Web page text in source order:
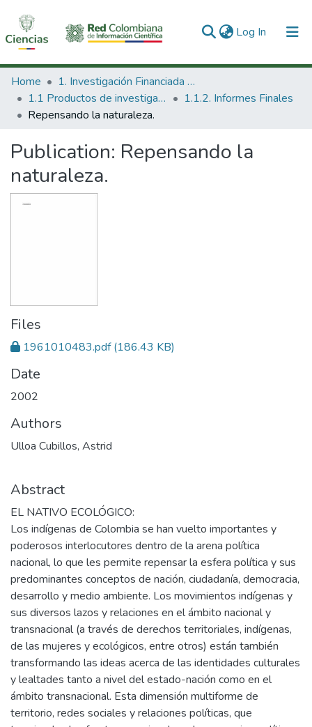
Log In (current)
Communities & Collections
All of DSpace
Home
1. Investigación Financiada con Recursos Públicos
1.1 Productos de investigación
1.1.2. Informes Finales
Repensando la naturaleza.
Publication: Repensando la
naturaleza.
Files
1961010483.pdf(186.43 KB)
Date
2002
Authors
Ulloa Cubillos, Astrid
Abstract
EL NATIVO ECOLÓGICO:
Los indígenas de Colombia se han vuelto importantes y
poderosos interlocutores dentro de la arena política
nacional, lo que les permite repensar la esfera política y sus
predominantes conceptos de nación, ciudadanía, democracia,
desarrollo y medio ambiente. Los movimientos indígenas y
sus diversos lazos y relaciones en el ámbito nacional y
transnacional (a través de derechos territoriales, indígenas,
de las mujeres y ecológicos, entre otros) están también
transformando las ideas acerca de las identidades culturales
y lealtades tanto a nivel del estado-nación como en el
ámbito transnacional. Esta dimensión multiforme de
territorio, redes sociales y relaciones políticas, que